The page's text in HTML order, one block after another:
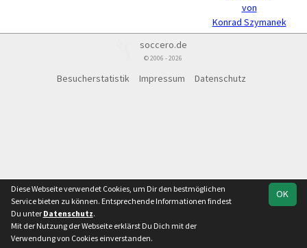
von
Konrad Szymanek
soccero.de
© 2006 - 2026
Besucherstatistik Impressum Datenschutz
OK
Diese Webseite verwendet Cookies, um Dir den bestmöglichen
Service bieten zu können. Entsprechende Informationen findest
Du unter Datenschutz.
Mit der Nutzung der Webseite erklärst Du Dich mit der
Verwendung von Cookies einverstanden.